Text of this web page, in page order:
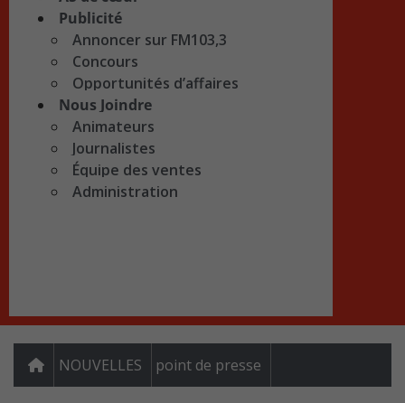
Publicité
Annoncer sur FM103,3
Concours
Opportunités d’affaires
Nous Joindre
Animateurs
Journalistes
Équipe des ventes
Administration
NOUVELLES point de presse